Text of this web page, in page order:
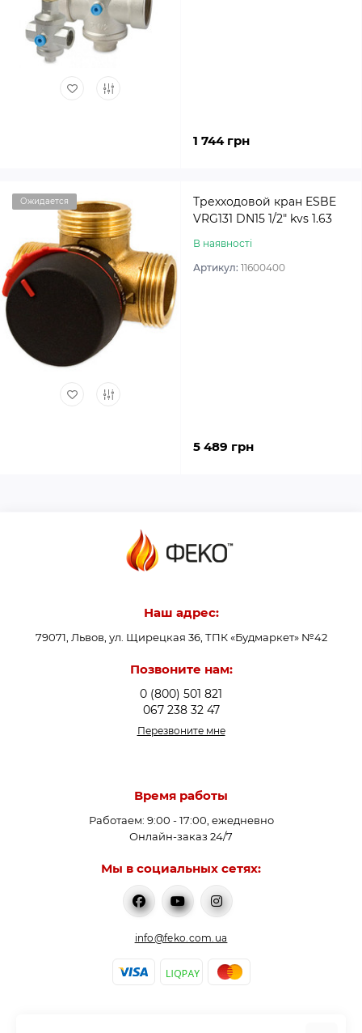
1 744 грн
Ожидается
Трехходовой кран ESBE
VRG131 DN15 1/2″ kvs 1.63
В наявності
Артикул: 11600400
5 489 грн
Наш адрес:
79071, Львов, ул. Щирецкая 36, ТПК «Будмаркет» №42
Позвоните нам:
0 (800) 501 821
067 238 32 47
Перезвоните мне
Время работы
Работаем: 9:00 - 17:00, ежедневно
Онлайн-заказ 24/7
Мы в социальных сетях:
info@feko.com.ua